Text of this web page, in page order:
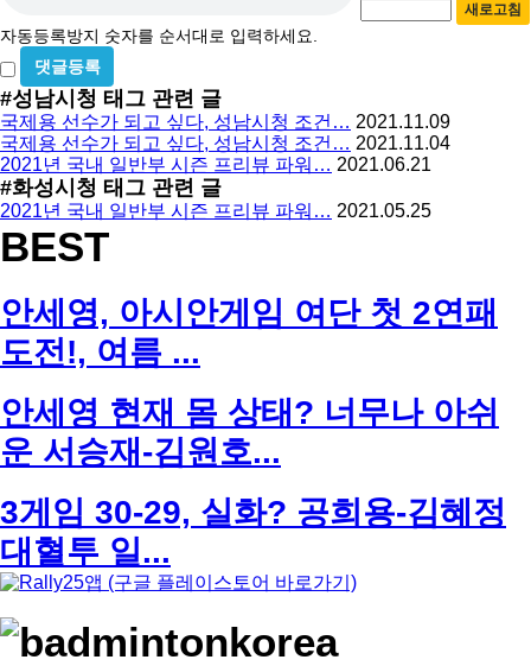
수
록
방
지
새로고침
자동등록방지 숫자를 순서대로 입력하세요.
비
밀
글
사
용
#성남시청 태그 관련 글
국제용 선수가 되고 싶다, 성남시청 조건… 2021.11.09
국제용 선수가 되고 싶다, 성남시청 조건… 2021.11.04
2021년 국내 일반부 시즌 프리뷰 파워… 2021.06.21
#화성시청 태그 관련 글
2021년 국내 일반부 시즌 프리뷰 파워… 2021.05.25
BEST
안세영, 아시안게임 여단 첫 2연패
도전!, 여름 ...
안세영 현재 몸 상태? 너무나 아쉬
운 서승재-김원호...
3게임 30-29, 실화? 공희용-김혜정
대혈투 일...